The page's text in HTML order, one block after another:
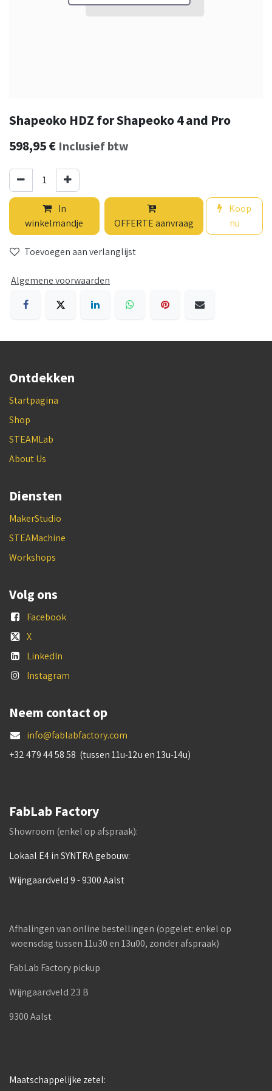
Shapeoko HDZ for Shapeoko 4 and Pro
598,95€ Inclusief btw
In
winkelmandje
OFFERTE aanvraag
Koop
nu
Toevoegen aan verlanglijst
Algemene voorwaarden
Ontdekken
Startpagina
Shop
STEAMLab
About Us
Diensten
MakerStudio
STEAMachine
Workshops
Volg ons
Facebook
X
LinkedIn
Instagram
Neem contact op
info@fablabfactory.com
+32 479 44 58 58 (tussen 11u-12u en 13u-14u)
FabLab Factory
Showroom (enkel op afspraak):
Lokaal E4 in SYNTRA gebouw:
Wijngaardveld 9 - 9300 Aalst
Afhalingen van online bestellingen (opgelet: enkel op
woensdag tussen 11u30 en 13u00, zonder afspraak)
FabLab Factory pickup
Wijngaardveld 23 B
9300 Aalst
Maatschappelijke zetel: